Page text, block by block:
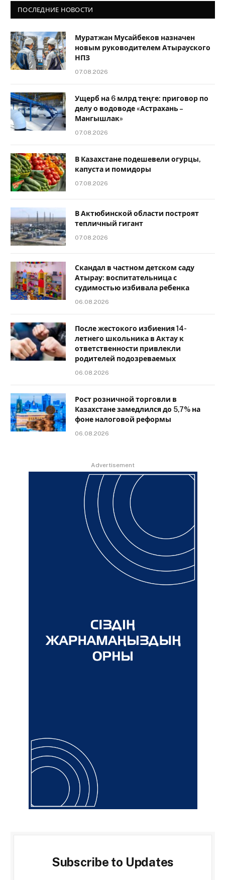
ПОСЛЕДНИЕ НОВОСТИ
Муратжан Мусайбеков назначен
новым руководителем Атырауского
НПЗ
07.08.2026
Ущерб на 6 млрд теңге: приговор по
делу о водоводе «Астрахань –
Мангышлак»
07.08.2026
В Казахстане подешевели огурцы,
капуста и помидоры
07.08.2026
В Актюбинской области построят
тепличный гигант
07.08.2026
Скандал в частном детском саду
Атырау: воспитательница с
судимостью избивала ребенка
06.08.2026
После жестокого избиения 14-
летнего школьника в Актау к
ответственности привлекли
родителей подозреваемых
06.08.2026
Рост розничной торговли в
Казахстане замедлился до 5,7% на
фоне налоговой реформы
06.08.2026
Advertisement
Subscribe to Updates